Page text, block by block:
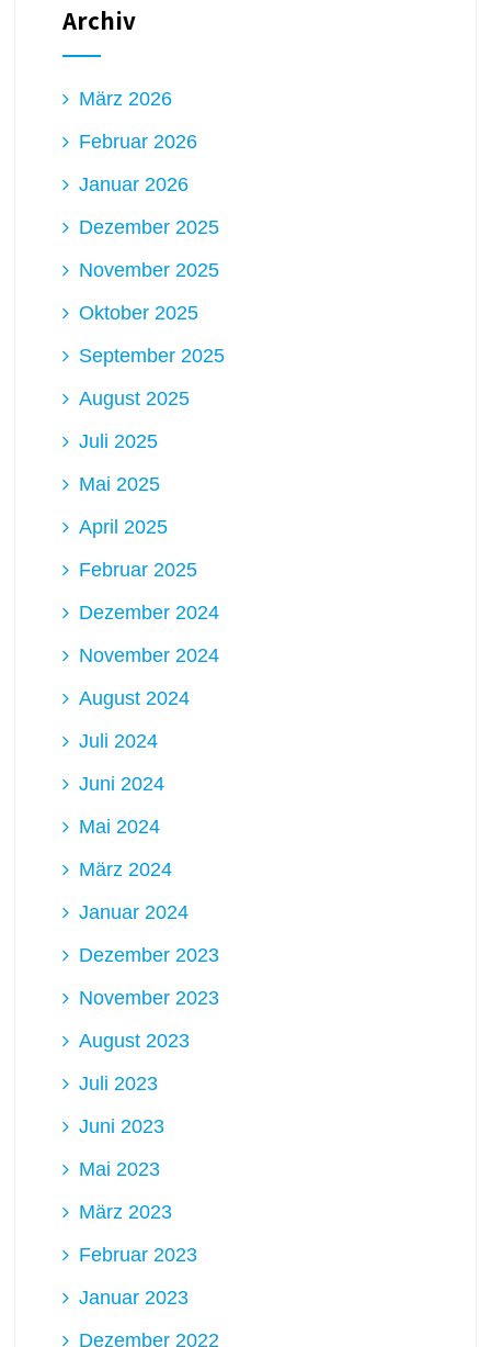
Archiv
März 2026
Februar 2026
Januar 2026
Dezember 2025
November 2025
Oktober 2025
September 2025
August 2025
Juli 2025
Mai 2025
April 2025
Februar 2025
Dezember 2024
November 2024
August 2024
Juli 2024
Juni 2024
Mai 2024
März 2024
Januar 2024
Dezember 2023
November 2023
August 2023
Juli 2023
Juni 2023
Mai 2023
März 2023
Februar 2023
Januar 2023
Dezember 2022